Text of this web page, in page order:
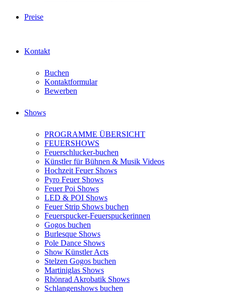
Preise
Kontakt
Buchen
Kontaktformular
Bewerben
Shows
PROGRAMME ÜBERSICHT
FEUERSHOWS
Feuerschlucker-buchen
Künstler für Bühnen & Musik Videos
Hochzeit Feuer Shows
Pyro Feuer Shows
Feuer Poi Shows
LED & POI Shows
Feuer Strip Shows buchen
Feuerspucker-Feuerspuckerinnen
Gogos buchen
Burlesque Shows
Pole Dance Shows
Show Künstler Acts
Stelzen Gogos buchen
Martiniglas Shows
Rhönrad Akrobatik Shows
Schlangenshows buchen